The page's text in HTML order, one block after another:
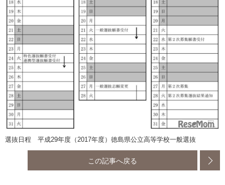
選抜日程 平成29年度（2017年度）徳島県公立高等学校一般選抜
この記事へ戻る